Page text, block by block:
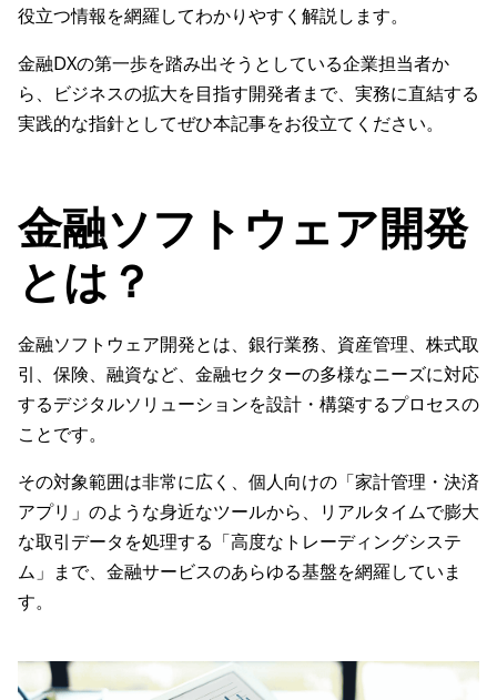
役立つ情報を網羅してわかりやすく解説します。
金融DXの第一歩を踏み出そうとしている企業担当者か
ら、ビジネスの拡大を目指す開発者まで、実務に直結する
実践的な指針としてぜひ本記事をお役立てください。
金融ソフトウェア開発
とは？
金融ソフトウェア開発とは、銀行業務、資産管理、株式取
引、保険、融資など、金融セクターの多様なニーズに対応
するデジタルソリューションを設計・構築するプロセスの
ことです。
その対象範囲は非常に広く、個人向けの「家計管理・決済
アプリ」のような身近なツールから、リアルタイムで膨大
な取引データを処理する「高度なトレーディングシステ
ム」まで、金融サービスのあらゆる基盤を網羅していま
す。